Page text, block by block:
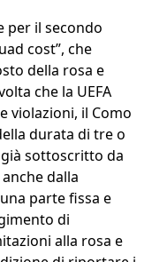
per il secondo
cost”, che
della rosa e
che la UEFA
violazioni, il Como
durata di tre o
sottoscritto da
dalla
parte fissa e
di
alla rosa e